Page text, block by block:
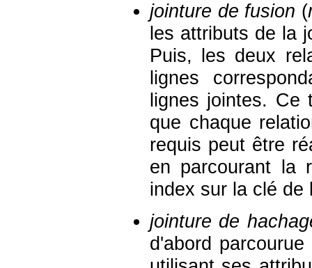
jointure de fusion (
les attributs de la
Puis, les deux
lignes
lignes jointes.
que chaque
requis peut être
en parcourant la
index sur la clé de
jointure de
d'abord